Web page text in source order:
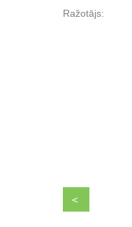
Ražotājs:
<